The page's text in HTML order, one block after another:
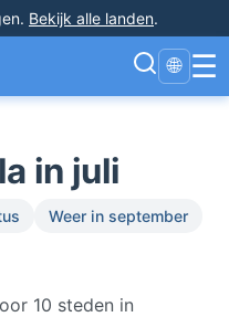
. Bekijk alle landen.
🌐 ☰
in juli
Weer in september
10 steden in